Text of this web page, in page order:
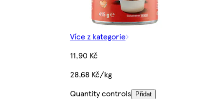
Více z kategorie
11,90 Kč
28,68 Kč/kg
Quantity controls
Přidat